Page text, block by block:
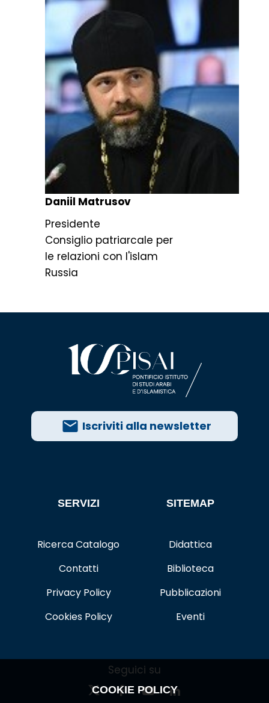
Daniil Matrusov
Presidente
Consiglio patriarcale per
le relazioni con l'islam
Russia
Iscriviti alla newsletter
SERVIZI
Ricerca Catalogo
Contatti
Privacy Policy
Cookies Policy
SITEMAP
Didattica
Biblioteca
Pubblicazioni
Eventi
Seguici su
COOKIE POLICY